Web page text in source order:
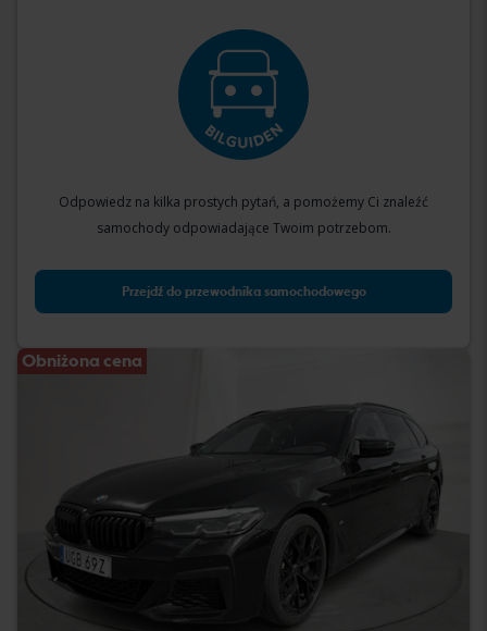
Odpowiedz na kilka prostych pytań, a pomożemy Ci znaleźć
samochody odpowiadające Twoim potrzebom.
Przejdź do przewodnika samochodowego
Obniżona cena